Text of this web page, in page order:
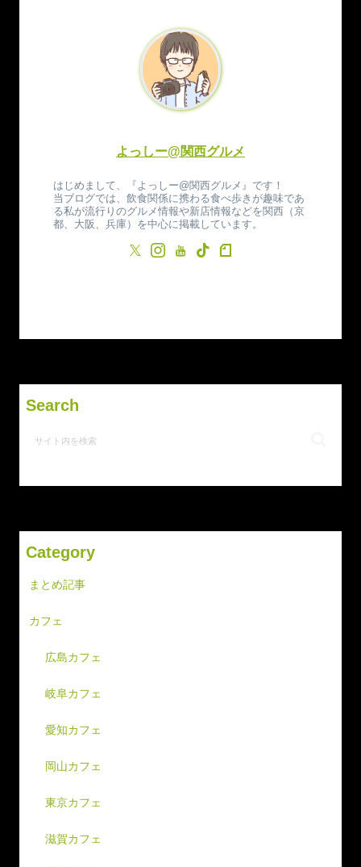
よっしー@関西グルメ
はじめまして、『よっしー@関西グルメ』です！
当ブログでは、飲食関係に携わる食べ歩きが趣味であ
る私が流行りのグルメ情報や新店情報などを関西（京
都、大阪、兵庫）を中心に掲載しています。
Search
Category
まとめ記事
カフェ
広島カフェ
岐阜カフェ
愛知カフェ
岡山カフェ
東京カフェ
滋賀カフェ